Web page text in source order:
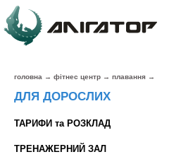
головна → фітнес центр → плавання →
ДЛЯ ДОРОСЛИХ
ТАРИФИ та РОЗКЛАД
ТРЕНАЖЕРНИЙ ЗАЛ